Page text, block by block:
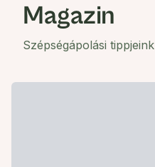
Magazin
Szépségápolási tippjeink